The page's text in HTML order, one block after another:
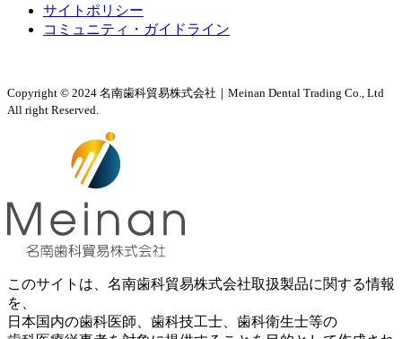
サイトポリシー
コミュニティ・ガイドライン
Copyright © 2024 名南歯科貿易株式会社｜Meinan Dental Trading Co., Ltd
All right Reserved.
このサイトは、名南歯科貿易株式会社取扱製品に関する情報
を、
日本国内の歯科医師、歯科技工士、歯科衛生士等の